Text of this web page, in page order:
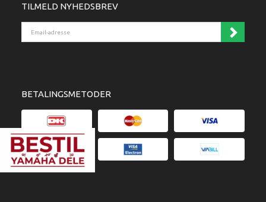
TILMELD NYHEDSBREV
BETALINGSMETODER